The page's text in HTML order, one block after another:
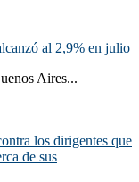
al 2,9% en julio
Aires...
los dirigentes que
de sus